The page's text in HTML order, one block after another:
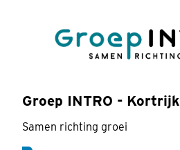
Groep INTRO - Kortrijk
Samen richting groei